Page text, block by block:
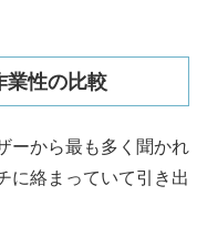
業性の比較
ーから最も多く聞かれ
に絡まっていて引き出